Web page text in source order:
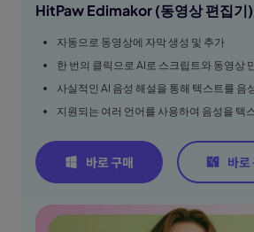
HitPaw Edimakor (동영상 편집기)
자동으로 동영상에 자막 생성 및 추가
한 번의 클릭으로 AI로 스크립트와 동영상
사실적인 AI 음성 해설을 통해 텍스트를 음
지원되는 여러 언어를 사용하여 음성을 텍